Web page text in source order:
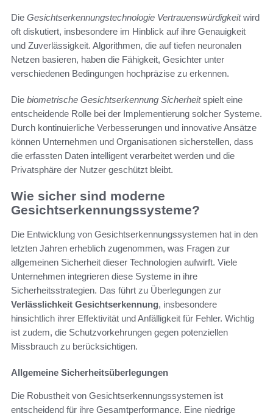
Die Gesichtserkennungstechnologie Vertrauenswürdigkeitwird
oft diskutiert, insbesondere im Hinblick auf ihre Genauigkeit
und Zuverlässigkeit. Algorithmen, die auf tiefen neuronalen
Netzen basieren, haben die Fähigkeit, Gesichter unter
verschiedenen Bedingungen hochpräzise zu erkennen.
Die biometrische Gesichtserkennung Sicherheitspielt eine
entscheidende Rolle bei der Implementierung solcher Systeme.
Durch kontinuierliche Verbesserungen und innovative Ansätze
können Unternehmen und Organisationen sicherstellen, dass
die erfassten Daten intelligent verarbeitet werden und die
Privatsphäre der Nutzer geschützt bleibt.
Wie sicher sind moderne
Gesichtserkennungssysteme?
Die Entwicklung von Gesichtserkennungssystemen hat in den
letzten Jahren erheblich zugenommen, was Fragen zur
allgemeinen Sicherheit dieser Technologien aufwirft. Viele
Unternehmen integrieren diese Systeme in ihre
Sicherheitsstrategien. Das führt zu Überlegungen zur
Verlässlichkeit Gesichtserkennung, insbesondere
hinsichtlich ihrer Effektivität und Anfälligkeit für Fehler. Wichtig
ist zudem, die Schutzvorkehrungen gegen potenziellen
Missbrauch zu berücksichtigen.
Allgemeine Sicherheitsüberlegungen
Die Robustheit von Gesichtserkennungssystemen ist
entscheidend für ihre Gesamtperformance. Eine niedrige